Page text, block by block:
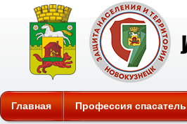
Защита
Главная Профессия спасатель